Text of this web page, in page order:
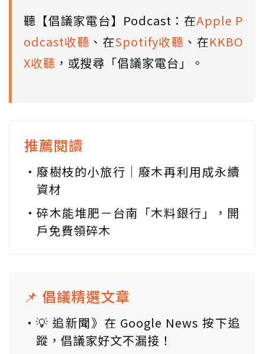
聽【倡議家電台】Podcast：在Apple P
odcast收聽 、在Spotify收聽 、在KKBO
X收聽 ，或搜尋「倡議家電台」。
推薦閱讀
廢樹枝的小旅行｜廢木再利用成永續
資材
碎木能堆肥－台南「木料銀行」，開
戶免費領碎木
📌 倡議精選文章
💡 追新聞》在 Google News 按下追
蹤，倡議家好文不漏接！